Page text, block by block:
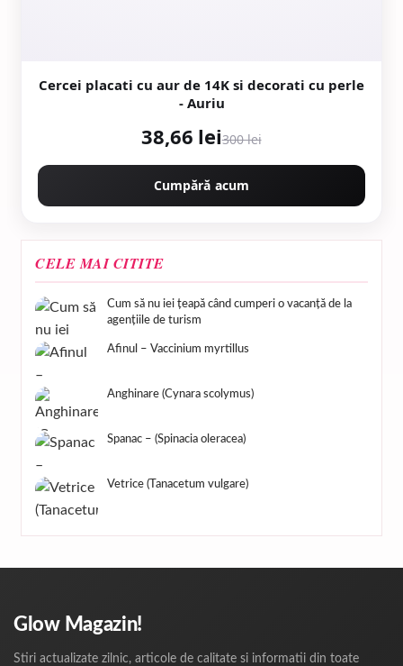
Cercei placati cu aur de 14K si decorati cu perle
- Auriu
38,66 lei300 lei
Cumpără acum
CELE MAI CITITE
Cum să nu iei țeapă când cumperi o vacanță de la
agențiile de turism
Afinul – Vaccinium myrtillus
Anghinare (Cynara scolymus)
Spanac – (Spinacia oleracea)
Vetrice (Tanacetum vulgare)
Glow Magazin!
Stiri actualizate zilnic, articole de calitate si informatii din toate